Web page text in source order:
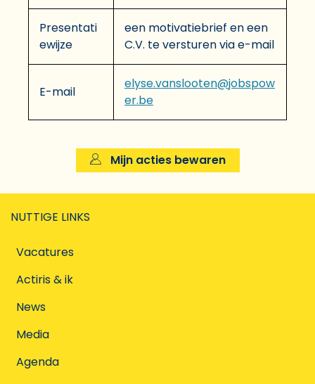
Presentati
ewijze
een motivatiebrief en een
C.V. te versturen via e-mail
E-mail
elyse.vanslooten@jobspow
er.be
Mijn acties bewaren
NUTTIGE LINKS
Vacatures
Actiris & ik
News
Media
Agenda